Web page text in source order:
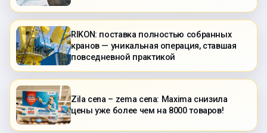
RIKON: поставка полностью собранных
кранов — уникальная операция, ставшая
повседневной практикой
Zila cena – zema cena: Maxima снизила
цены уже более чем на 8000 товаров!